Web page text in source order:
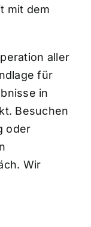
mit dem
aller
für
in
Besuchen
oder
Wir